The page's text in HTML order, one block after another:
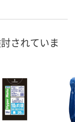
されていま